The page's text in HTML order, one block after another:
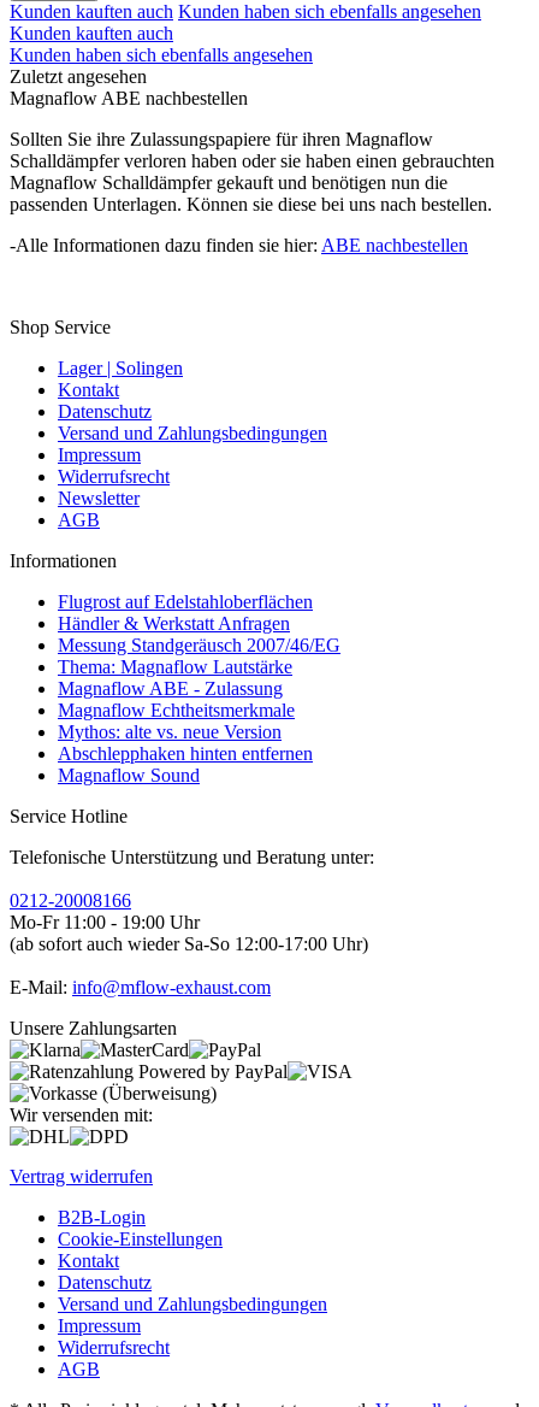
Kunden kauften auch Kunden haben sich ebenfalls angesehen
Kunden kauften auch
Kunden haben sich ebenfalls angesehen
Zuletzt angesehen
Magnaflow ABE nachbestellen
Sollten Sie ihre Zulassungspapiere für ihren Magnaflow
Schalldämpfer verloren haben oder sie haben einen gebrauchten
Magnaflow Schalldämpfer gekauft und benötigen nun die
passenden Unterlagen. Können sie diese bei uns nach bestellen.
-Alle Informationen dazu finden sie hier: ABE nachbestellen
Shop Service
Lager | Solingen
Kontakt
Datenschutz
Versand und Zahlungsbedingungen
Impressum
Widerrufsrecht
Newsletter
AGB
Informationen
Flugrost auf Edelstahloberflächen
Händler & Werkstatt Anfragen
Messung Standgeräusch 2007/46/EG
Thema: Magnaflow Lautstärke
Magnaflow ABE - Zulassung
Magnaflow Echtheitsmerkmale
Mythos: alte vs. neue Version
Abschlepphaken hinten entfernen
Magnaflow Sound
Service Hotline
Telefonische Unterstützung und Beratung unter:
0212-20008166
Mo-Fr 11:00 - 19:00 Uhr
(ab sofort auch wieder Sa-So 12:00-17:00 Uhr)
E-Mail: info@mflow-exhaust.com
Unsere Zahlungsarten
Wir versenden mit:
Vertrag widerrufen
B2B-Login
Cookie-Einstellungen
Kontakt
Datenschutz
Versand und Zahlungsbedingungen
Impressum
Widerrufsrecht
AGB